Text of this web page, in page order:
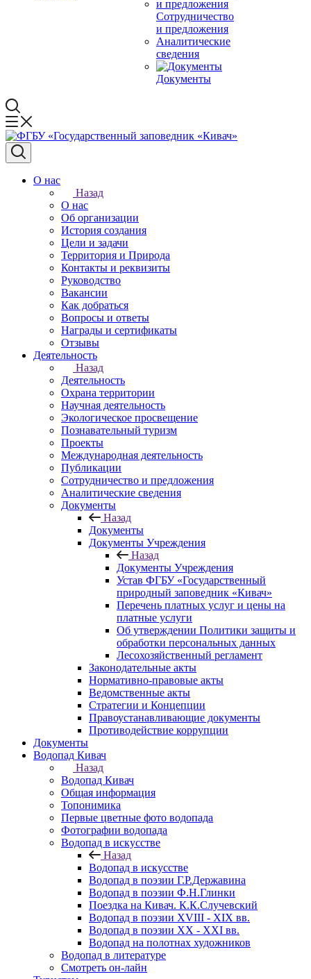
Сотрудничество
и предложения
Аналитические
сведения
Документы
О нас
Назад
О нас
Об организации
История создания
Цели и задачи
Территория и Природа
Контакты и реквизиты
Руководство
Вакансии
Как добраться
Вопросы и ответы
Награды и сертификаты
Отзывы
Деятельность
Назад
Деятельность
Охрана территории
Научная деятельность
Экологическое просвещение
Познавательный туризм
Проекты
Международная деятельность
Публикации
Сотрудничество и предложения
Аналитические сведения
Документы
Назад
Документы
Документы Учреждения
Назад
Документы Учреждения
Устав ФГБУ «Государственный
природный заповедник «Кивач»
Перечень платных услуг и цены на
платные услуги
Об утверждении Политики защиты и
обработки персональных данных
Лесохозяйственный регламент
Законодательные акты
Нормативно-правовые акты
Ведомственные акты
Стратегии и Концепции
Правоустанавливающие документы
Противодействие коррупции
Документы
Водопад Кивач
Назад
Водопад Кивач
Общая информация
Топонимика
Первые цветные фото водопада
Фотографии водопада
Водопад в искусстве
Назад
Водопад в искусстве
Водопад в поэзии Г.Р.Державина
Водопад в поэзии Ф.Н.Глинки
Поездка на Кивач. К.К.Случевский
Водопад в поэзии XVIII - XIX вв.
Водопад в поэзии XX - XXI вв.
Водопад на полотнах художников
Водопад в литературе
Смотреть он-лайн